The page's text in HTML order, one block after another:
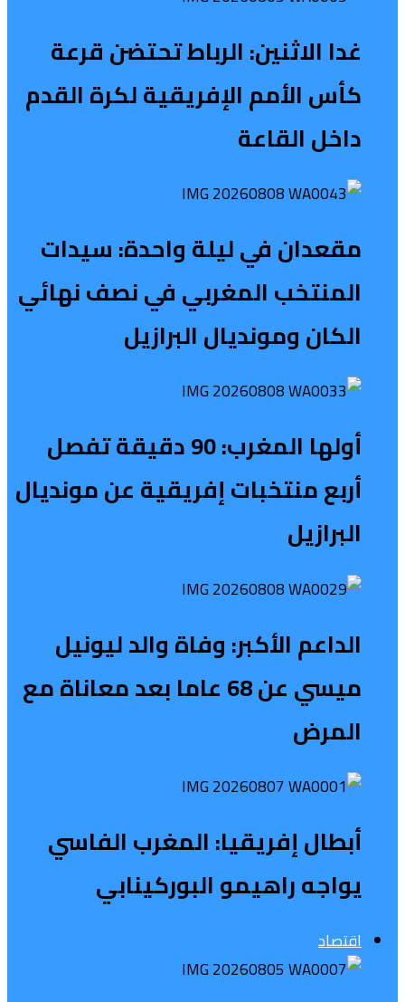
غدا الاثنين: الرباط تحتضن قرعة
كأس الأمم الإفريقية لكرة القدم
داخل القاعة
مقعدان في ليلة واحدة: سيدات
المنتخب المغربي في نصف نهائي
الكان ومونديال البرازيل
أولها المغرب: 90 دقيقة تفصل
أربع منتخبات إفريقية عن مونديال
البرازيل
الداعم الأكبر: وفاة والد ليونيل
ميسي عن 68 عاما بعد معاناة مع
المرض
أبطال إفريقيا: المغرب الفاسي
يواجه راهيمو البوركينابي
اقتصاد